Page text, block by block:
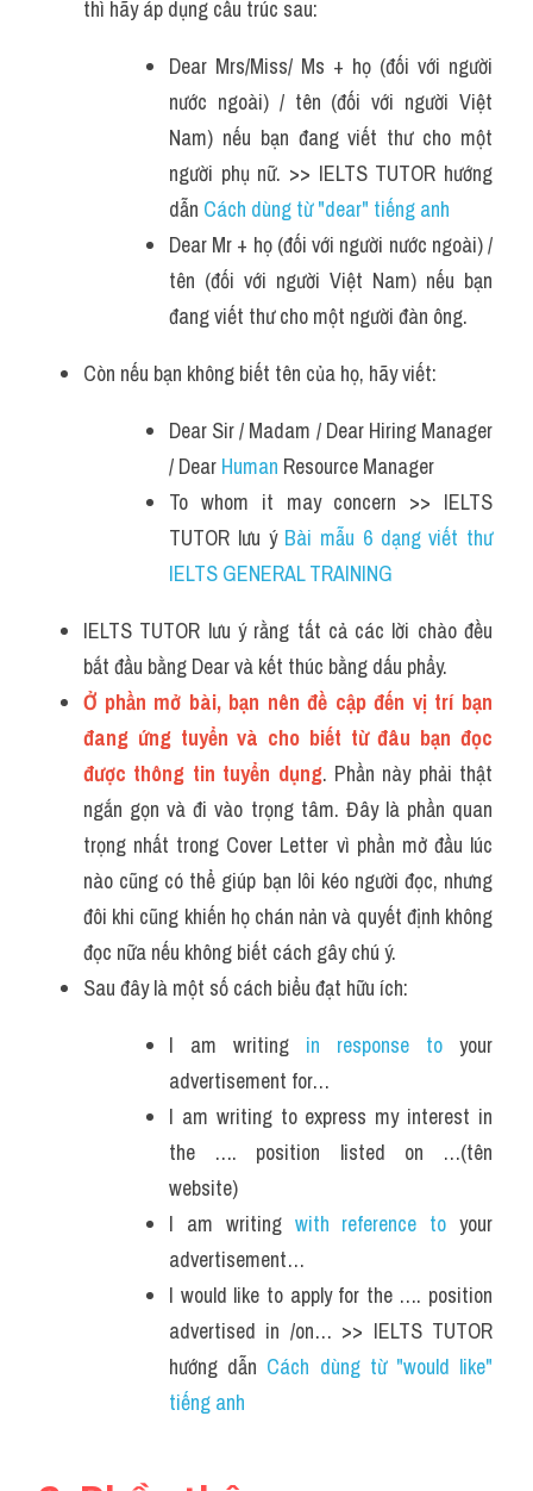
thì hãy áp dụng cấu trúc sau:
Dear Mrs/Miss/ Ms + họ (đối với người
nước ngoài) / tên (đối với người Việt
Nam) nếu bạn đang viết thư cho một
người phụ nữ. >> IELTS TUTOR hướng
dẫn Cách dùng từ "dear" tiếng anh
Dear Mr + họ (đối với người nước ngoài) /
tên (đối với người Việt Nam) nếu bạn
đang viết thư cho một người đàn ông.
Còn nếu bạn không biết tên của họ, hãy viết:
Dear Sir / Madam / Dear Hiring Manager
/ Dear Human Resource Manager
To whom it may concern >> IELTS
TUTOR lưu ý Bài mẫu 6 dạng viết thư
IELTS GENERAL TRAINING
IELTS TUTOR lưu ý rằng tất cả các lời chào đều
bắt đầu bằng Dear và kết thúc bằng dấu phẩy.
Ở phần mở bài, bạn nên đề cập đến vị trí bạn
đang ứng tuyển và cho biết từ đâu bạn đọc
được thông tin tuyển dụng. Phần này phải thật
ngắn gọn và đi vào trọng tâm. Đây là phần quan
trọng nhất trong Cover Letter vì phần mở đầu lúc
nào cũng có thể giúp bạn lôi kéo người đọc, nhưng
đôi khi cũng khiến họ chán nản và quyết định không
đọc nữa nếu không biết cách gây chú ý.
Sau đây là một số cách biểu đạt hữu ích:
I am writing in response to your
advertisement for…
I am writing to express my interest in
the …. position listed on …(tên
website)
I am writing with reference to your
advertisement…
I would like to apply for the …. position
advertised in /on… >> IELTS TUTOR
hướng dẫn Cách dùng từ "would like"
tiếng anh